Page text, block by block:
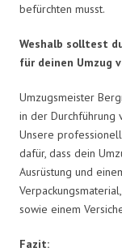
befürchten musst.
Weshalb solltest
für deinen Umzug
Umzugsmeister
in der Durchführung
Unsere
dafür, dass dein
Ausrüstung und
sowie einem
Fazit: